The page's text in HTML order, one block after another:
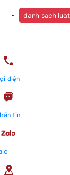
danh sach
điện
tin